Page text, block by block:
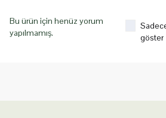
Bu ürün için henüz yorum
yapılmamış.
göster